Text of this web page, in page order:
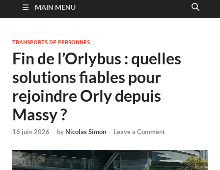
MAIN MENU
TRANSPORTS DE PERSONNES
Fin de l’Orlybus : quelles
solutions fiables pour
rejoindre Orly depuis
Massy ?
16 juin 2026 - by Nicolas Simon - Leave a Comment